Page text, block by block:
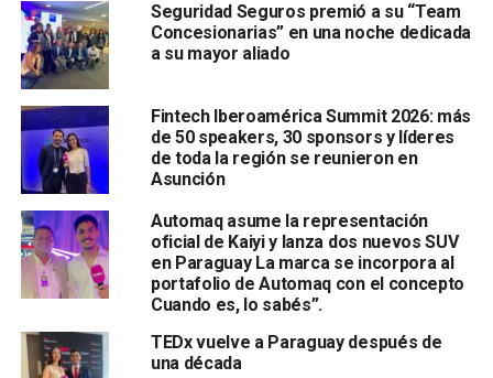
Seguridad Seguros premió a su “Team
Concesionarias” en una noche dedicada
a su mayor aliado
Fintech Iberoamérica Summit 2026: más
de 50 speakers, 30 sponsors y líderes
de toda la región se reunieron en
Asunción
Automaq asume la representación
oficial de Kaiyi y lanza dos nuevos SUV
en Paraguay La marca se incorpora al
portafolio de Automaq con el concepto
Cuando es, lo sabés”.
TEDx vuelve a Paraguay después de
una década